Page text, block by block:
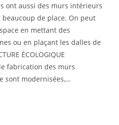
ont aussi des murs intérieurs
de place. On peut
en mettant des
ou en plaçant les dalles de
ÉCOLOGIQUE
fabrication des murs
sont modernisées,…